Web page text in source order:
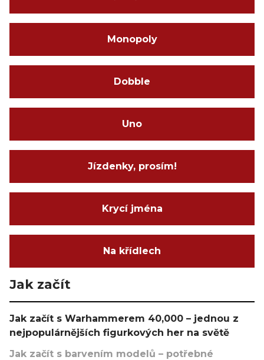
Monopoly
Dobble
Uno
Jízdenky, prosím!
Krycí jména
Na křídlech
Jak začít
Jak začít s Warhammerem 40,000 – jednou z
nejpopulárnějších figurkových her na světě
Jak začít s barvením modelů – potřebné